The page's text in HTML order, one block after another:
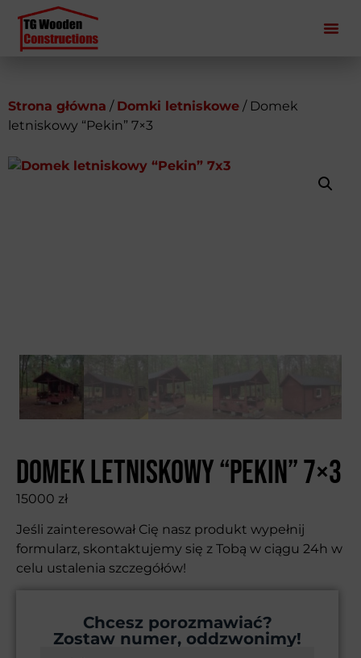
Strona główna / Domki letniskowe / Domek
letniskowy “Pekin” 7×3
Domek letniskowy “Pekin” 7×3
15000 zł
Jeśli zainteresował Cię nasz produkt wypełnij
formularz, skontaktujemy się z Tobą w ciągu 24h w
celu ustalenia szczegółów!
Chcesz porozmawiać?
Zostaw numer, oddzwonimy!